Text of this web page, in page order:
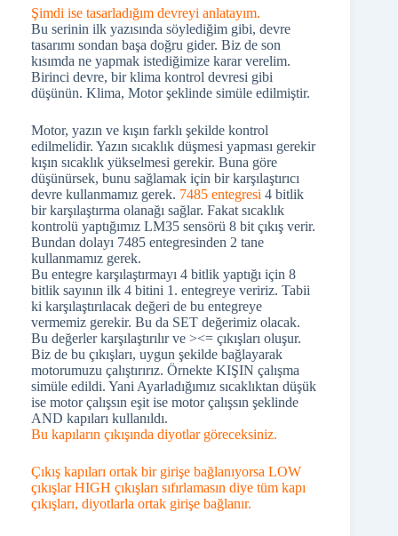
Şimdi ise tasarladığım devreyi anlatayım.
Bu serinin ilk yazısında söylediğim gibi, devre
tasarımı sondan başa doğru gider. Biz de son
kısımda ne yapmak istediğimize karar verelim.
Birinci devre, bir klima kontrol devresi gibi
düşünün. Klima, Motor şeklinde simüle edilmiştir.
Motor, yazın ve kışın farklı şekilde kontrol
edilmelidir. Yazın sıcaklık düşmesi yapması gerekir
kışın sıcaklık yükselmesi gerekir. Buna göre
düşünürsek, bunu sağlamak için bir karşılaştırıcı
devre kullanmamız gerek. 7485 entegresi 4 bitlik
bir karşılaştırma olanağı sağlar. Fakat sıcaklık
kontrolü yaptığımız LM35 sensörü 8 bit çıkış verir.
Bundan dolayı 7485 entegresinden 2 tane
kullanmamız gerek.
Bu entegre karşılaştırmayı 4 bitlik yaptığı için 8
bitlik sayının ilk 4 bitini 1. entegreye veririz. Tabii
ki karşılaştırılacak değeri de bu entegreye
vermemiz gerekir. Bu da SET değerimiz olacak.
Bu değerler karşılaştırılır ve ><= çıkışları oluşur.
Biz de bu çıkışları, uygun şekilde bağlayarak
motorumuzu çalıştırırız. Örnekte KIŞIN çalışma
simüle edildi. Yani Ayarladığımız sıcaklıktan düşük
ise motor çalışsın eşit ise motor çalışsın şeklinde
AND kapıları kullanıldı.
Bu kapıların çıkışında diyotlar göreceksiniz.
Çıkış kapıları ortak bir girişe bağlanıyorsa LOW
çıkışlar HIGH çıkışları sıfırlamasın diye tüm kapı
çıkışları, diyotlarla ortak girişe bağlanır.